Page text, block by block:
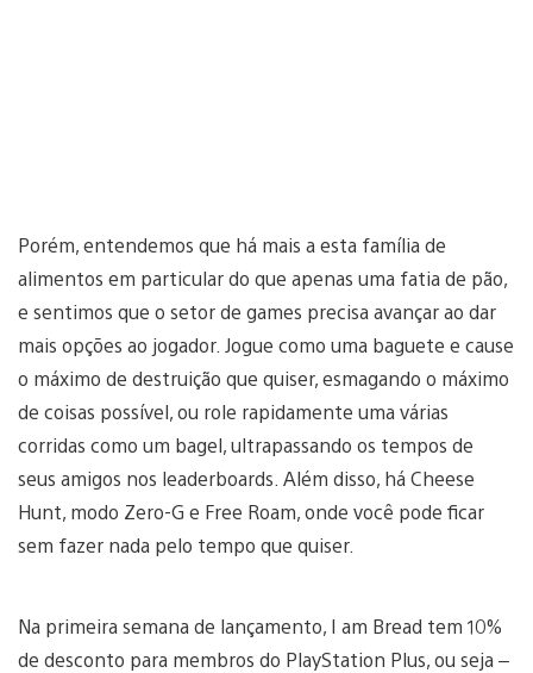
Porém, entendemos que há mais a esta família de
alimentos em particular do que apenas uma fatia de pão,
e sentimos que o setor de games precisa avançar ao dar
mais opções ao jogador. Jogue como uma baguete e cause
o máximo de destruição que quiser, esmagando o máximo
de coisas possível, ou role rapidamente uma várias
corridas como um bagel, ultrapassando os tempos de
seus amigos nos leaderboards. Além disso, há Cheese
Hunt, modo Zero-G e Free Roam, onde você pode ficar
sem fazer nada pelo tempo que quiser.
Na primeira semana de lançamento, I am Bread tem 10%
de desconto para membros do PlayStation Plus, ou seja –